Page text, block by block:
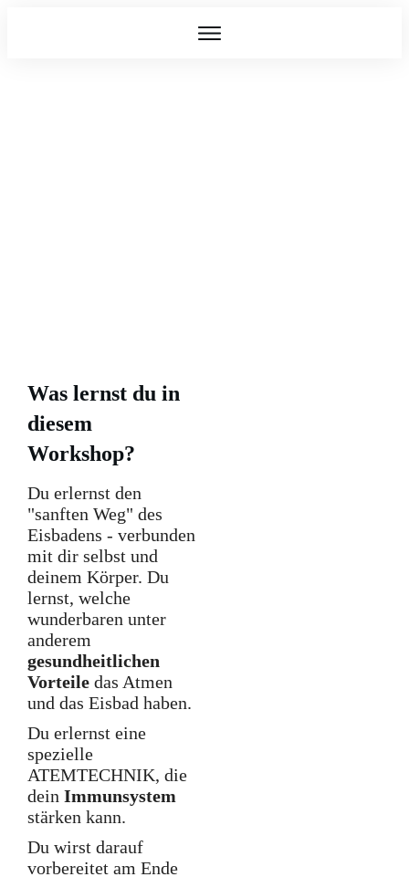
Was lernst du in
diesem
Workshop?
Du erlernst den
"sanften Weg" des
Eisbadens - verbunden
mit dir selbst und
deinem Körper. Du
lernst, welche
wunderbaren unter
anderem
gesundheitlichen
Vorteile das Atmen
und das Eisbad haben.
Du erlernst eine
spezielle
ATEMTECHNIK, die
dein Immunsystem
stärken kann.
Du wirst darauf
vorbereitet am Ende